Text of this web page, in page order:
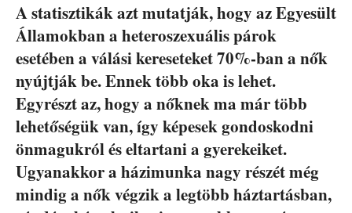
A statisztikák azt mutatják, hogy az Egyesült
Államokban a heteroszexuális párok
esetében a válási kereseteket 70%-ban a nők
nyújtják be. Ennek több oka is lehet.
Egyrészt az, hogy a nőknek ma már több
lehetőségük van, így képesek gondoskodni
önmagukról és eltartani a gyerekeiket.
Ugyanakkor a házimunka nagy részét még
mindig a nők végzik a legtöbb háztartásban,